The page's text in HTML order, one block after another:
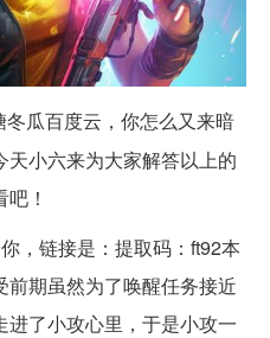
冬瓜百度云，你怎么又来暗
小六来为大家解答以上的
！
，链接是：提取码：ft92本
期虽然为了唤醒任务接近
了小攻心里，于是小攻一